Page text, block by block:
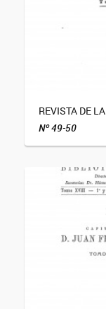
REVISTA DE
Nº 49-50